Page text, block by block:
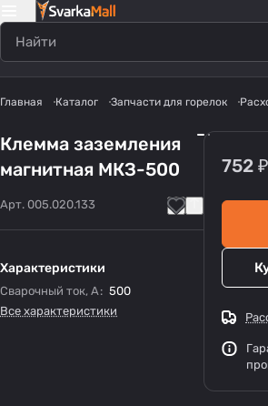
Главная Каталог Запчасти для горелок
Клемма заземления
магнитная МКЗ-500
Арт. 005.020.133
Характеристики
Сварочный ток, А: 500
Все характеристики
752 ₽